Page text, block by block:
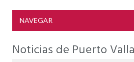
NAVEGAR
Noticias de Puerto